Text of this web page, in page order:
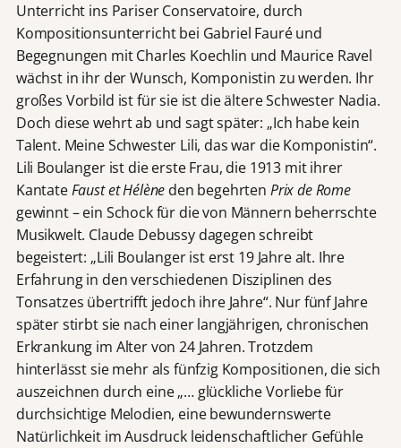
Unterricht ins Pariser Conservatoire, durch
Kompositionsunterricht bei Gabriel Fauré und
Begegnungen mit Charles Koechlin und Maurice Ravel
wächst in ihr der Wunsch, Komponistin zu werden. Ihr
großes Vorbild ist für sie ist die ältere Schwester Nadia.
Doch diese wehrt ab und sagt später: „Ich habe kein
Talent. Meine Schwester Lili, das war die Komponistin“.
Lili Boulanger ist die erste Frau, die 1913 mit ihrer
KantateFaust et Hélène den begehrten Prix de Rome
gewinnt – ein Schock für die von Männern beherrschte
Musikwelt. Claude Debussy dagegen schreibt
begeistert: „Lili Boulanger ist erst 19 Jahre alt. Ihre
Erfahrung in den verschiedenen Disziplinen des
Tonsatzes übertrifft jedoch ihre Jahre“. Nur fünf Jahre
später stirbt sie nach einer langjährigen, chronischen
Erkrankung im Alter von 24 Jahren. Trotzdem
hinterlässt sie mehr als fünfzig Kompositionen, die sich
auszeichnen durch eine „… glückliche Vorliebe für
durchsichtige Melodien, eine bewundernswerte
Natürlichkeit im Ausdruck leidenschaftlicher Gefühle